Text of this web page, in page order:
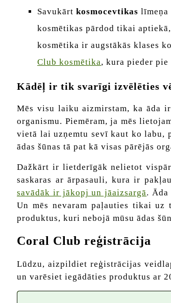
Savukārt kosmocevtikas līmeņa
kosmētikas pārdod tikai
kosmētika ir augstākās klases
Club kosmētika, kura pieder pie
Kādēļ ir tik svarīgi izvēlēties
Mēs visu laiku aizmirstam, ka āda
organismu. Piemēram, ja mēs
vietā lai uzņemtu sevī kaut ko labu,
ādas šūnas tā pat kā visas pārējās
Dažkārt ir lietderīgāk nelietot
saskaras ar ārpasauli, kura ir
savādāk ir jākopj un jāaizsargā. Āda
Un mēs nevaram paļauties tikai
produktus, kuri nebojā mūsu ādas
Coral Club reģistrācija
Lūdzu, aizpildiet reģistrācijas
un varēsiet iegādāties produktus ar